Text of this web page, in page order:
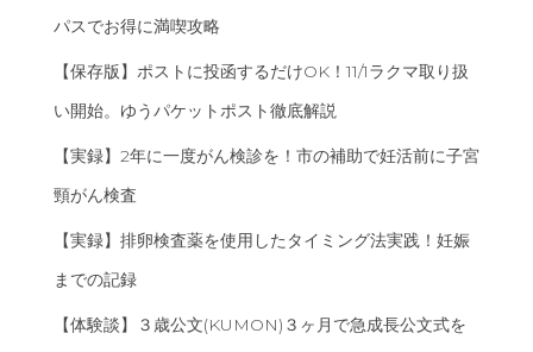
パスでお得に満喫攻略
【保存版】ポストに投函するだけOK！11/1ラクマ取り扱
い開始。ゆうパケットポスト徹底解説
【実録】2年に一度がん検診を！市の補助で妊活前に子宮
頸がん検査
【実録】排卵検査薬を使用したタイミング法実践！妊娠
までの記録
【体験談】３歳公文(KUMON)３ヶ月で急成長公文式を